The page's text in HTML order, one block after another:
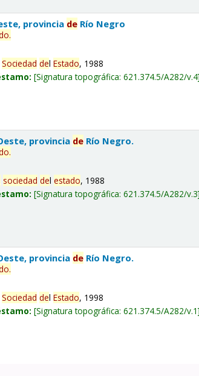
provincia de Río Negro
.
Sociedad delEstado, 1988
Signatura topográfica:621.374.5/A282/v.4
provincia de Río Negro.
.
sociedad delestado, 1988
Signatura topográfica:621.374.5/A282/v.3
provincia de Río Negro.
.
Sociedad delEstado, 1998
Signatura topográfica:621.374.5/A282/v.1